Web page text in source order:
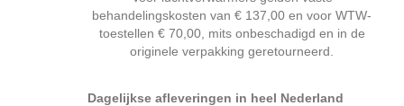
behandelingskosten van € 137,00 en voor WTW-
toestellen € 70,00, mits onbeschadigd en in de
originele verpakking geretourneerd.
Dagelijkse afleveringen in heel Nederland